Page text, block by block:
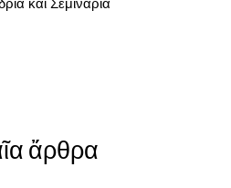
καὶ Σεμινάρια
ἄρθρα